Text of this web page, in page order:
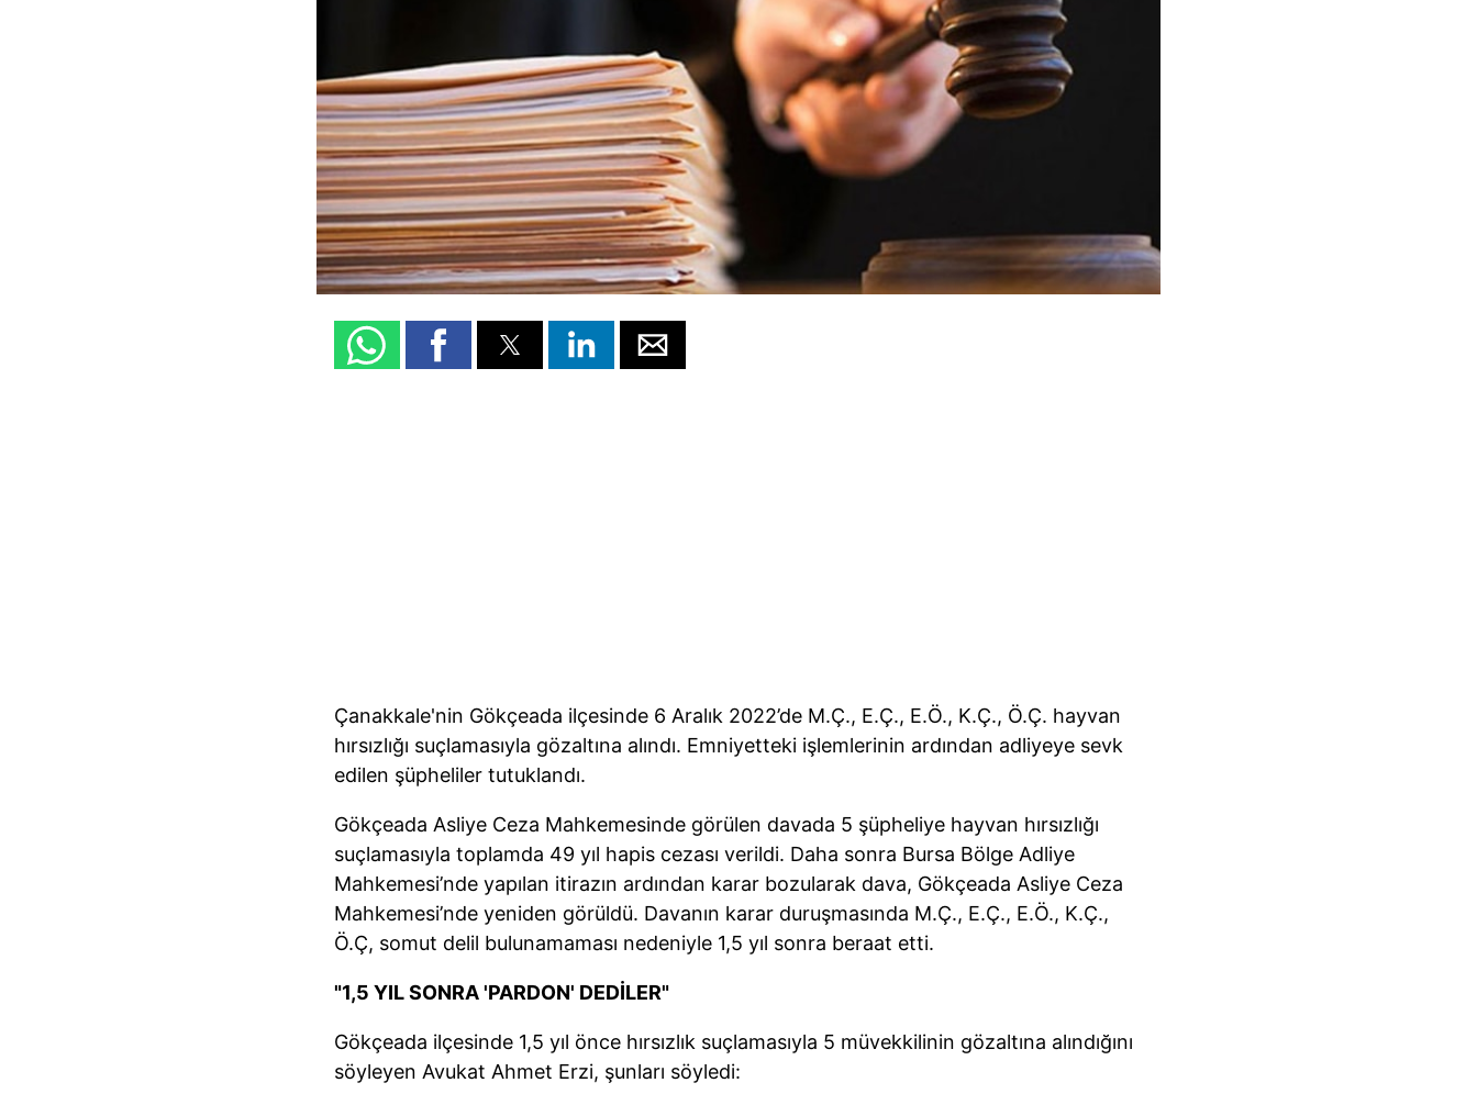
Çanakkale'nin Gökçeada ilçesinde 6 Aralık 2022’de M.Ç., E.Ç., E.Ö., K.Ç., Ö.Ç. hayvan
hırsızlığı suçlamasıyla gözaltına alındı. Emniyetteki işlemlerinin ardından adliyeye sevk
edilen şüpheliler tutuklandı.
Gökçeada Asliye Ceza Mahkemesinde görülen davada 5 şüpheliye hayvan hırsızlığı
suçlamasıyla toplamda 49 yıl hapis cezası verildi. Daha sonra Bursa Bölge Adliye
Mahkemesi’nde yapılan itirazın ardından karar bozularak dava, Gökçeada Asliye Ceza
Mahkemesi’nde yeniden görüldü. Davanın karar duruşmasında M.Ç., E.Ç., E.Ö., K.Ç.,
Ö.Ç, somut delil bulunamaması nedeniyle 1,5 yıl sonra beraat etti.
"1,5 YIL SONRA 'PARDON' DEDİLER"
Gökçeada ilçesinde 1,5 yıl önce hırsızlık suçlamasıyla 5 müvekkilinin gözaltına alındığını
söyleyen Avukat Ahmet Erzi, şunları söyledi: